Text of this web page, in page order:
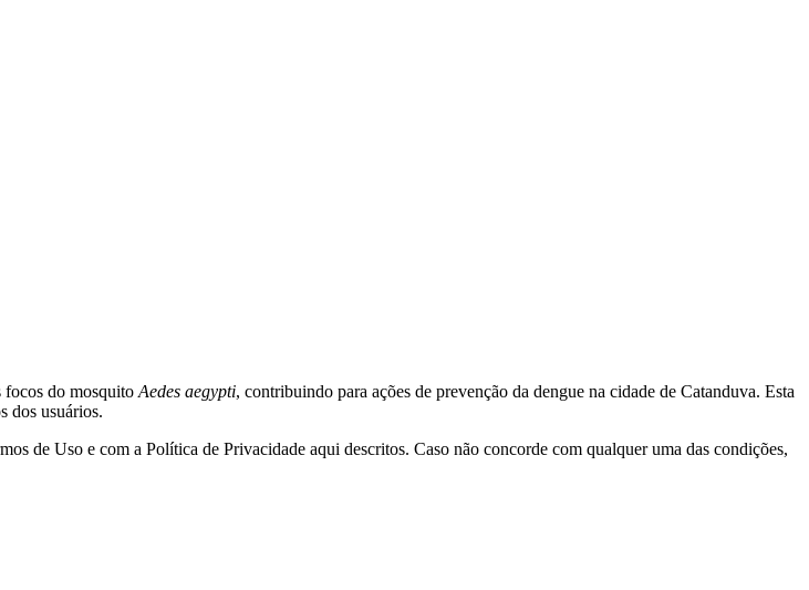
do mosquito Aedes aegypti, contribuindo para ações de prevenção da dengue na cidade de Catanduva. Esta
dos usuários.
de Uso e com a Política de Privacidade aqui descritos. Caso não concorde com qualquer uma das condições,